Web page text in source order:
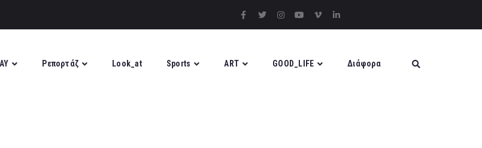
Ρεπορτάζ Look_at Sports ART GOOD_LIFE Διάφορα